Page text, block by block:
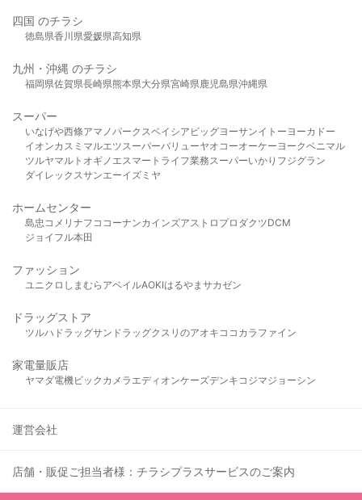
四国 のチラシ
徳島県香川県愛媛県高知県
九州・沖縄 のチラシ
福岡県佐賀県長崎県熊本県大分県宮崎県鹿児島県沖縄県
スーパー
いなげや西條アマノパークスベイシア ビッグヨーサンイトーヨーカドー
イオンカスミ マルエツスーパーバリューヤオコーオーケー ヨークベニマル
ツルヤマルト オギノ エスマート ライフ業務スーパーいかり フジグラン
ダイレックスサンエーイズミヤ
ホームセンター
島忠 コメリ ナフコ コーナンカインズアストロプロダクツDCM
ジョイフル本田
ファッション
ユニクロ しまむら アベイルAOKIはるやま サカゼン
ドラッグストア
ツルハドラッグサンドラッグクスリのアオキ ココカラファイン
家電量販店
ヤマダ電機ビックカメラ エディオンケーズデンキ コジマジョーシン
運営会社
店舗・販促ご担当者様：チラシプラスサービスのご案内